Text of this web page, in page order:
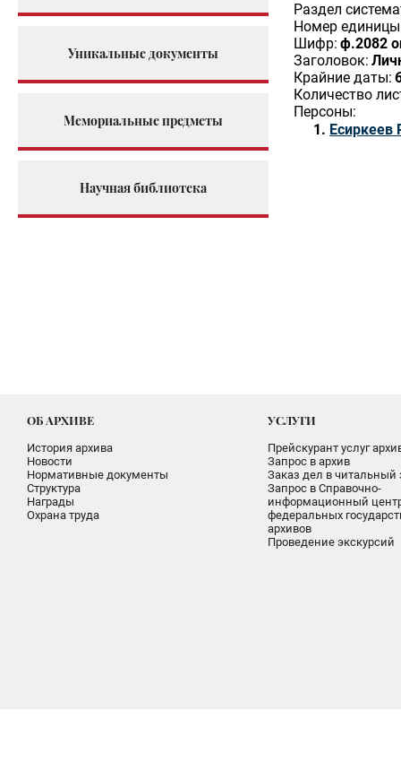
Уникальные документы
Мемориальные предметы
Научная библиотека
Раздел
Номер единицы
Шифр: ф.2082
Заголовок:
Крайние даты:
Количество
Персоны:
Есиркеев
ОБ АРХИВЕ
История архива
Новости
Нормативные документы
Структура
Награды
Охрана труда
УСЛУГИ
Прейскурант услуг
Запрос в архив
Заказ дел в читальный
Запрос в Справочно-
информационный
федеральных
архивов
Проведение экскурсий